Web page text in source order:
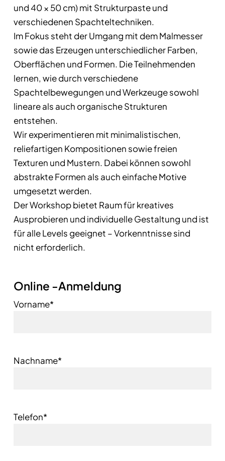
und 40 × 50 cm) mit Strukturpaste und
verschiedenen Spachteltechniken.
Im Fokus steht der Umgang mit dem Malmesser
sowie das Erzeugen unterschiedlicher Farben,
Oberflächen und Formen. Die Teilnehmenden
lernen, wie durch verschiedene
Spachtelbewegungen und Werkzeuge sowohl
lineare als auch organische Strukturen
entstehen.
Wir experimentieren mit minimalistischen,
reliefartigen Kompositionen sowie freien
Texturen und Mustern. Dabei können sowohl
abstrakte Formen als auch einfache Motive
umgesetzt werden.
Der Workshop bietet Raum für kreatives
Ausprobieren und individuelle Gestaltung und ist
für alle Levels geeignet – Vorkenntnisse sind
nicht erforderlich.
Online -Anmeldung
Vorname*
Nachname*
Telefon*